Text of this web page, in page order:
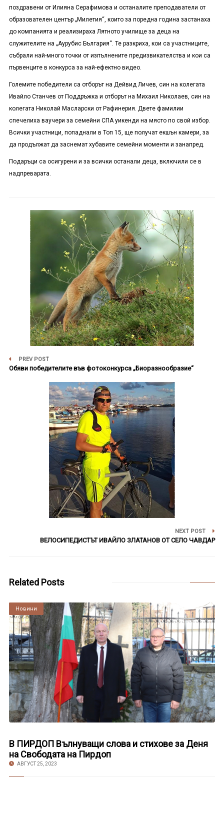
поздравени от Илияна Серафимова и останалите преподаватели от
образователен център „Милетия“, които за поредна година застанаха
до компанията и реализираха Лятното училище за деца на
служителите на „Аурубис България“. Те разкриха, кои са участниците,
събрали най-много точки от изпълнените предизвикателства и кои са
първенците в конкурса за най-ефектно видео.
Големите победители са отборът на Дейвид Личев, син на колегата
Ивайло Станчев от Поддръжка и отборът на Михаил Николаев, син на
колегата Николай Масларски от Рафинерия. Двете фамилии
спечелиха ваучери за семейни СПА уикенди на място по свой избор.
Всички участници, попаднали в Топ 15, ще получат екшън камери, за
да продължат да заснемат хубавите семейни моменти и занапред.
Подаръци са осигурени и за всички останали деца, включили се в
надпреварата.
PREV POST
Обяви победителите във фотоконкурса „Биоразнообразие“
NEXT POST
ВЕЛОСИПЕДИСТЪТ ИВАЙЛО ЗЛАТАНОВ ОТ СЕЛО ЧАВДАР
Related Posts
Култура
Новини
В ПИРДОП Вълнуващи слова и стихове за Деня
на Свободата на Пирдоп
АВГУСТ 25, 2023